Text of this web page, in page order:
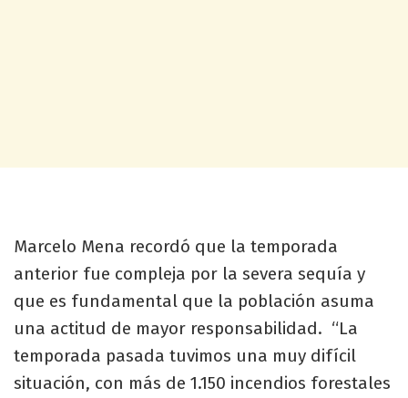
Marcelo Mena recordó que la temporada
anterior fue compleja por la severa sequía y
que es fundamental que la población asuma
una actitud de mayor responsabilidad. “La
temporada pasada tuvimos una muy difícil
situación, con más de 1.150 incendios forestales